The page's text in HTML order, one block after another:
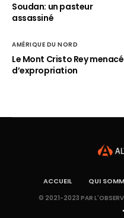
Soudan: un pasteur
assassiné
AMÉRIQUE DU NORD
Le Mont Cristo Rey menacé
d’expropriation
ACCUEIL QUI
© 2021-2023 PAR